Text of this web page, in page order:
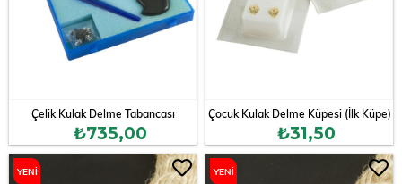
Çelik Kulak Delme Tabancası
₺735,00
Çocuk Kulak Delme Küpesi (İlk Küpe)
₺31,50
YENI YENI